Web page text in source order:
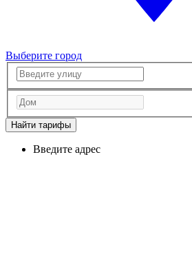
Выберите город
Найти тарифы
Введите адрес